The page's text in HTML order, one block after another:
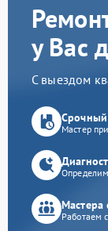
у Вас
С выездом
Мастер
Мастера
Работаем